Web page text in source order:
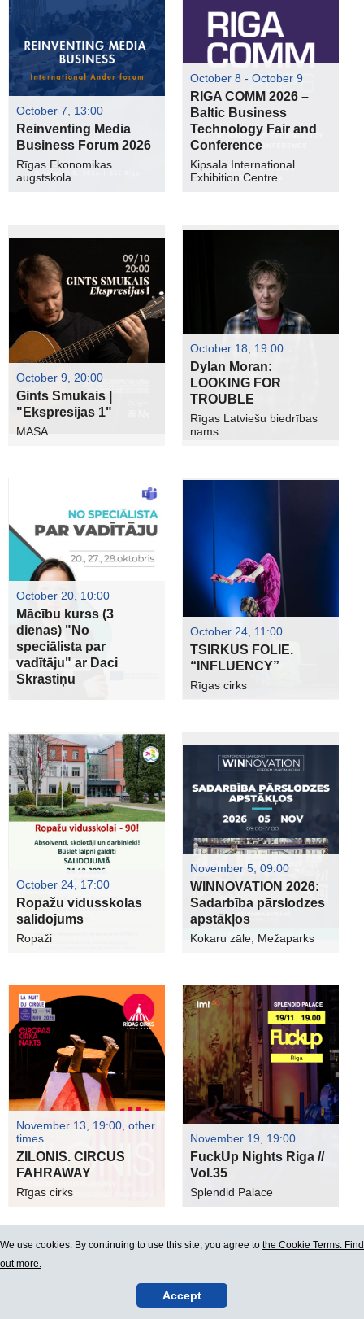
October 7, 13:00
Reinventing Media
Business Forum 2026
Rīgas Ekonomikas
augstskola
October 8 - October 9
RIGA COMM 2026 –
Baltic Business
Technology Fair and
Conference
Kipsala International
Exhibition Centre
October 9, 20:00
Gints Smukais |
"Ekspresijas 1"
MASA
October 18, 19:00
Dylan Moran:
LOOKING FOR
TROUBLE
Rīgas Latviešu biedrības
nams
October 20, 10:00
Mācību kurss (3
dienas) "No
speciālista par
vadītāju" ar Daci
Skrastiņu
October 24, 11:00
TSIRKUS FOLIE.
“INFLUENCY”
Rīgas cirks
October 24, 17:00
Ropažu vidusskolas
salidojums
Ropaži
November 5, 09:00
WINNOVATION 2026:
Sadarbība pārslodzes
apstākļos
Kokaru zāle, Mežaparks
November 13, 19:00, other
times
ZILONIS. CIRCUS
FAHRAWAY
Rīgas cirks
November 19, 19:00
FuckUp Nights Riga //
Vol.35
Splendid Palace
We use cookies. By continuing to use this site, you agree to the Cookie Terms. Find
out more.
Accept